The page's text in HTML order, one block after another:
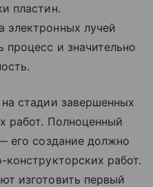
пластин.
электронных лучей
процесс и значительно
стадии завершенных
работ. Полноценный
его создание должно
работ.
изготовить первый